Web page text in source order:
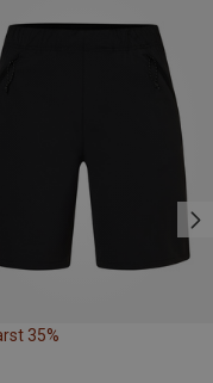
35%